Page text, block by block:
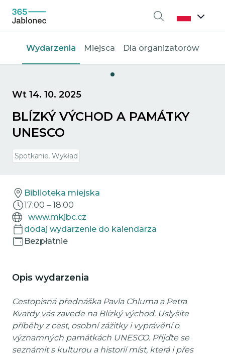
Wyszukiwanie
Wydarzenia Miejsca Dla organizatorów
Wt 14. 10. 2025
BLÍZKÝ VÝCHOD A PAMÁTKY
UNESCO
Spotkanie, Wykład
Biblioteka miejska
17:00 – 18:00
www.mkjbc.cz
dodaj wydarzenie do kalendarza
Bezpłatnie
Opis wydarzenia
Cestopisná přednáška Pavla Chluma a Petra
Kvardy vás zavede na Blízký východ. Uslyšíte
příběhy z cest, osobní zážitky i vyprávění o
významných památkách UNESCO. Přijďte se
seznámit s kulturou a historií míst, která i přes